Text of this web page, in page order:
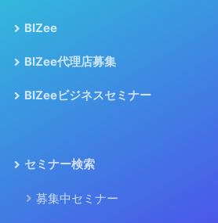
BIZee
BIZee代理店募集
BIZeeビジネスセミナー
セミナー検索
募集中セミナー